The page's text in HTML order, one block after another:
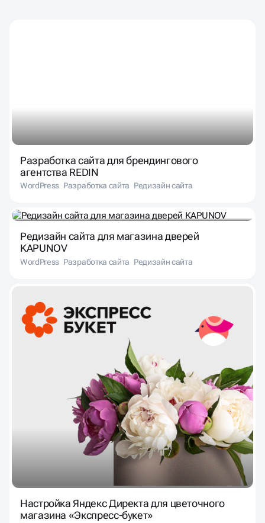
Разработка сайта для брендингового
агентства REDIN
WordPress Разработка сайта Редизайн сайта
Редизайн сайта для магазина дверей
KAPUNOV
WordPress Разработка сайта Редизайн сайта
Настройка Яндекс Директа для цветочного
магазина «Экспресс-букет»